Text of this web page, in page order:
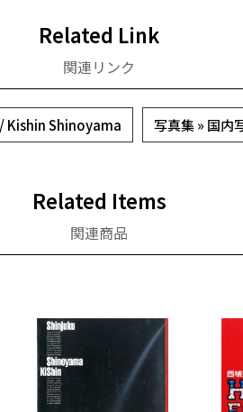
Related Link
関連リンク
Kishin Shinoyama 写真集 » 国内
Related Items
関連商品